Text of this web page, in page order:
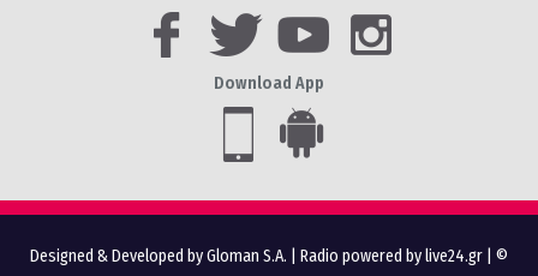
Download App
Designed & Developed by Gloman S.A. Radio powered by live24.gr | ©